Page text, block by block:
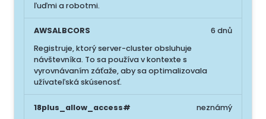
ľuďmi a robotmi.
AWSALBCORS
Registruje, ktorý server-cluster obsluhuje
návštevníka. To sa používa v kontexte s
vyrovnávaním záťaže, aby sa optimalizovala
užívateľská skúsenosť.
6 dnů
18plus_allow_access#
neznámý